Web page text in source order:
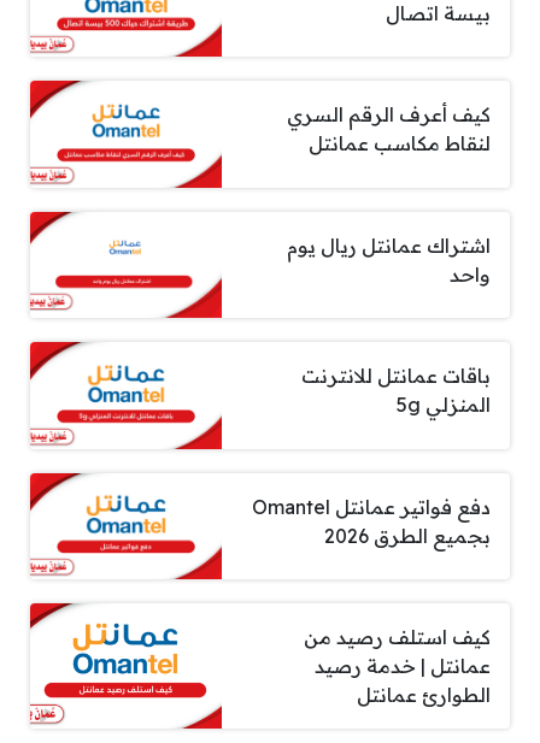
بيسة اتصال
كيف أعرف الرقم السري
لنقاط مكاسب عمانتل
اشتراك عمانتل ريال يوم
واحد
باقات عمانتل للانترنت
المنزلي 5g
دفع فواتير عمانتل Omantel
بجميع الطرق 2026
كيف استلف رصيد من
عمانتل | خدمة رصيد
الطوارئ عمانتل